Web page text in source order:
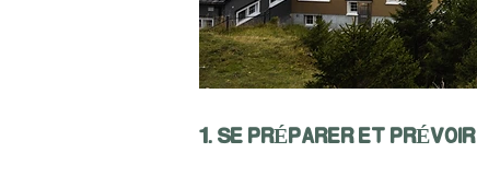
1. SE PRÉPARER ET PRÉVOIR